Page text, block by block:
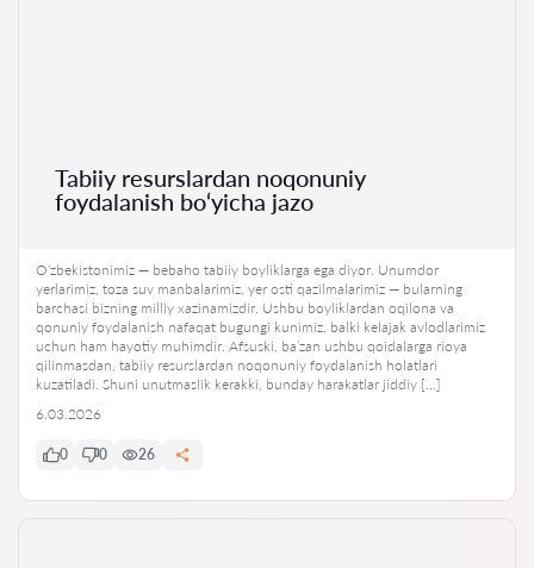
Tabiiy resurslardan noqonuniy
foydalanish bo‘yicha jazo
Oʻzbekistonimiz — bebaho tabiiy boyliklarga ega diyor. Unumdor
yerlarimiz, toza suv manbalarimiz, yer osti qazilmalarimiz — bularning
barchasi bizning milliy xazinamizdir. Ushbu boyliklardan oqilona va
qonuniy foydalanish nafaqat bugungi kunimiz, balki kelajak avlodlarimiz
uchun ham hayotiy muhimdir. Afsuski, ba’zan ushbu qoidalarga rioya
qilinmasdan, tabiiy resurslardan noqonuniy foydalanish holatlari
kuzatiladi. Shuni unutmaslik kerakki, bunday harakatlar jiddiy […]
6.03.2026
0 0 26